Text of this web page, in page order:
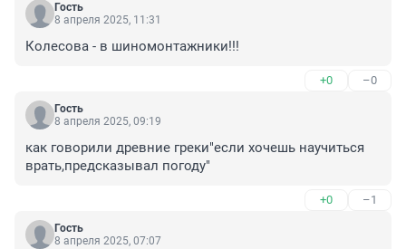
Гость
8 апреля 2025, 11:31
Колесова - в шиномонтажники!!!
+0 –0
Гость
8 апреля 2025, 09:19
как говорили древние греки"если хочешь научиться
врать,предсказывал погоду"
+0 –1
Гость
8 апреля 2025, 07:07